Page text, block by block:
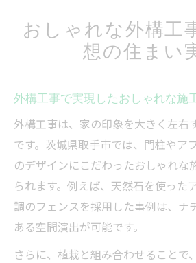
おしゃれな外構工
想の住まい
外構工事で実現したおしゃれな施
外構工事は、家の印象を大きく左右
です。茨城県取手市では、門柱やア
のデザインにこだわったおしゃれな
られます。例えば、天然石を使った
調のフェンスを採用した事例は、ナ
ある空間演出が可能です。
さらに、植栽と組み合わせることで